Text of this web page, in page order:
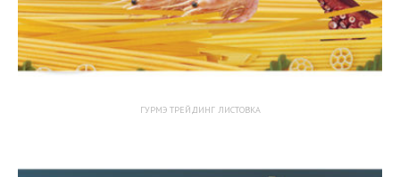
ГУРМЭ ТРЕЙДИНГ ЛИСТОВКА